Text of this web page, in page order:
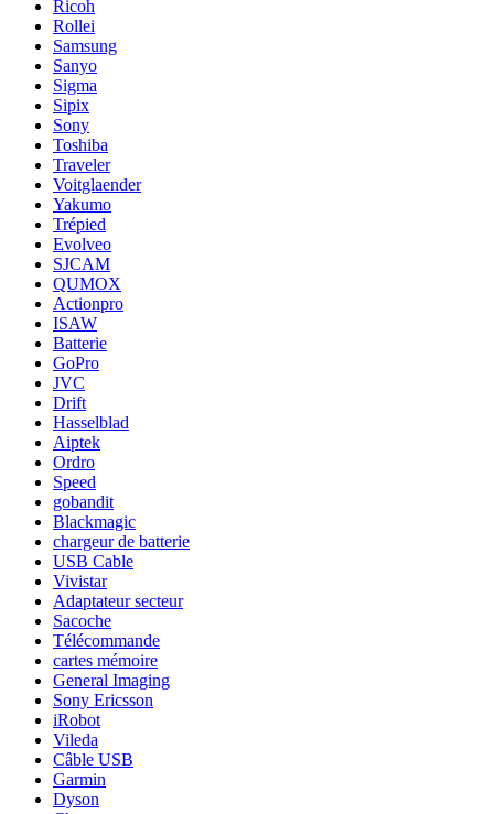
Ricoh
Rollei
Samsung
Sanyo
Sigma
Sipix
Sony
Toshiba
Traveler
Voitglaender
Yakumo
Trépied
Evolveo
SJCAM
QUMOX
Actionpro
ISAW
Batterie
GoPro
JVC
Drift
Hasselblad
Aiptek
Ordro
Speed
gobandit
Blackmagic
chargeur de batterie
USB Cable
Vivistar
Adaptateur secteur
Sacoche
Télécommande
cartes mémoire
General Imaging
Sony Ericsson
iRobot
Vileda
Câble USB
Garmin
Dyson